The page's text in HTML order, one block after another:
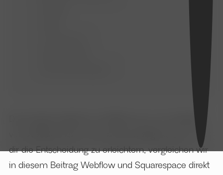
Das riesige Angebot an Plattformen zum Erstellen
von Websites kann schnell überwältigend sein. Um
dir die Entscheidung zu erleichtern, vergleichen wir
in diesem Beitrag Webflow und Squarespace direkt